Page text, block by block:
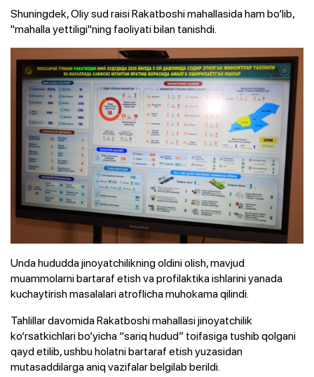
Shuningdek, Oliy sud raisi Rakatboshi mahallasida ham bo‘lib,
"mahalla yettiligi"ning faoliyati bilan tanishdi.
Unda hududda jinoyatchilikning oldini olish, mavjud
muammolarni bartaraf etish va profilaktika ishlarini yanada
kuchaytirish masalalari atroflicha muhokama qilindi.
Tahlillar davomida Rakatboshi mahallasi jinoyatchilik
ko‘rsatkichlari bo‘yicha “sariq hudud” toifasiga tushib qolgani
qayd etilib, ushbu holatni bartaraf etish yuzasidan
mutasaddilarga aniq vazifalar belgilab berildi.